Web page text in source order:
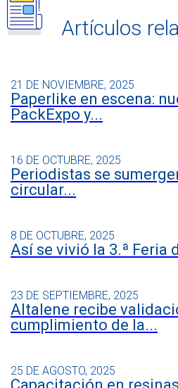
Artículos
21 DE NOVIEMBRE, 2025
Paperlike en escena:
PackExpo y...
16 DE OCTUBRE, 2025
Periodistas se
circular...
8 DE OCTUBRE, 2025
Así se vivió la 3.ª Feria
23 DE SEPTIEMBRE, 2025
Altalene recibe
cumplimiento de la...
25 DE AGOSTO, 2025